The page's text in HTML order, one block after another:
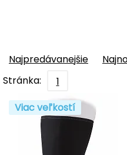
Najpredávanejšie
Stránka:
1
Viac veľkostí